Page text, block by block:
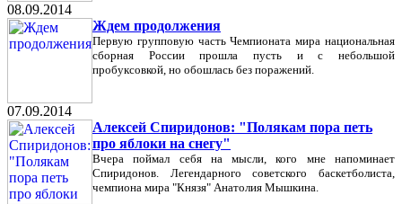
08.09.2014
Ждем продолжения
Первую групповую часть Чемпионата мира национальная
сборная России прошла пусть и с небольшой
пробуксовкой, но обошлась без поражений.
07.09.2014
Алексей Спиридонов: "Полякам пора петь
про яблоки на снегу"
Вчера поймал себя на мысли, кого мне напоминает
Спиридонов. Легендарного советского баскетболиста,
чемпиона мира "Князя" Анатолия Мышкина.